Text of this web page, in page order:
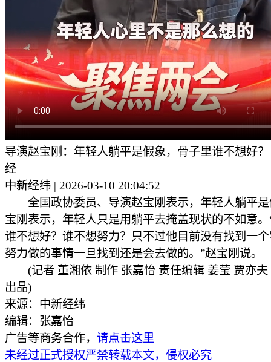
导演赵宝刚：年轻人躺平是假象，骨子里谁不想好
经
中新经纬 | 2026-03-10 20:04:52
全国政协委员、导演赵宝刚表示，年轻人躺平是
宝刚表示，年轻人只是用躺平去掩盖现状的不如意
谁不想好？谁不想努力？只不过他目前没有找到一
努力做的事情一旦找到还是会去做的。”赵宝刚说。
(记者 董湘依 制作 张嘉怡 责任编辑 姜莹 贾亦夫
出品)
来源：中新经纬
编辑：张嘉怡
广告等商务合作， 请点击这里
未经过正式授权严禁转载本文，侵权必究